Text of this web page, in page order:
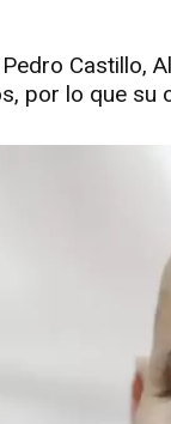
Castillo,
por lo que su